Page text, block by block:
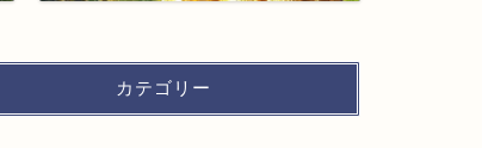
カテゴリー